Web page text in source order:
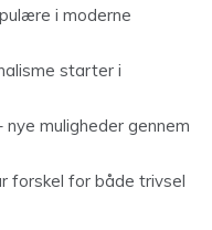
i moderne
starter i
muligheder gennem
forskel for både trivsel